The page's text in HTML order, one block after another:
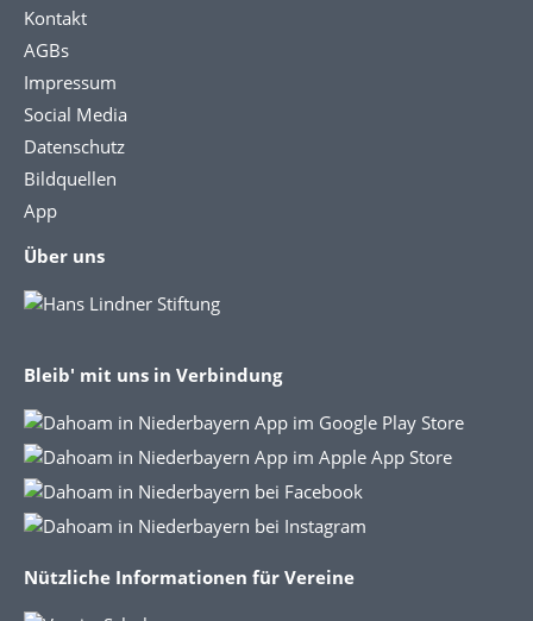
Kontakt
AGBs
Impressum
Social Media
Datenschutz
Bildquellen
App
Über uns
Bleib' mit uns in Verbindung
Nützliche Informationen für Vereine